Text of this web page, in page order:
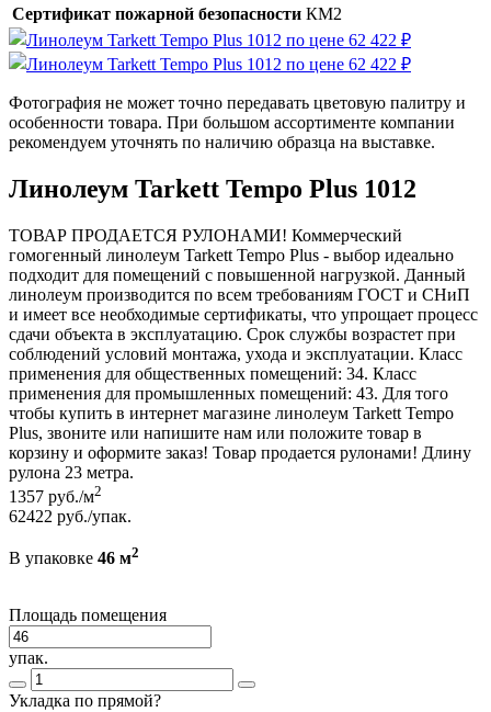
Сертификат пожарной безопасности КМ2
Фотография не может точно передавать цветовую палитру и
особенности товара. При большом ассортименте компании
рекомендуем уточнять по наличию образца на выставке.
Линолеум Tarkett Tempo Plus 1012
ТОВАР ПРОДАЕТСЯ РУЛОНАМИ! Коммерческий
гомогенный линолеум Tarkett Tempo Plus - выбор идеально
подходит для помещений с повышенной нагрузкой. Данный
линолеум производится по всем требованиям ГОСТ и СНиП
и имеет все необходимые сертификаты, что упрощает процесс
сдачи объекта в эксплуатацию. Срок службы возрастет при
соблюдений условий монтажа, ухода и эксплуатации. Класс
применения для общественных помещений: 34. Класс
применения для промышленных помещений: 43. Для того
чтобы купить в интернет магазине линолеум Tarkett Tempo
Plus, звоните или напишите нам или положите товар в
корзину и оформите заказ! Товар продается рулонами! Длину
рулона 23 метра.
1357 руб./м2
62422 руб./упак.
В упаковке 46 м2
Площадь помещения
упак.
Укладка по прямой?